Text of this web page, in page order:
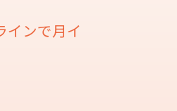
ンで月イ